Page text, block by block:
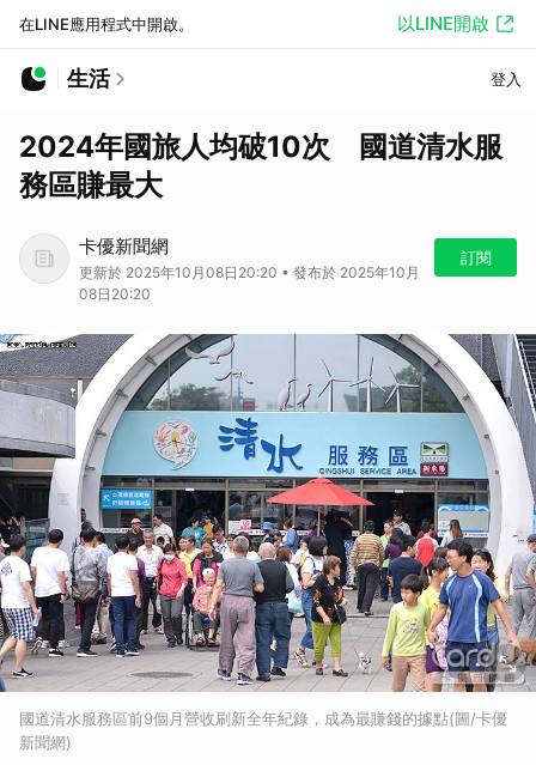
在LINE應用程式中開啟。 以LINE開啟
生活 登入
2024年國旅人均破10次 國道清水服
務區賺最大
卡優新聞網
更新於 2025年10月08日20:20 • 發布於 2025年10月
08日20:20
訂閱
國道清水服務區前9個月營收刷新全年紀錄，成為最賺錢的據點(圖/卡優
新聞網)